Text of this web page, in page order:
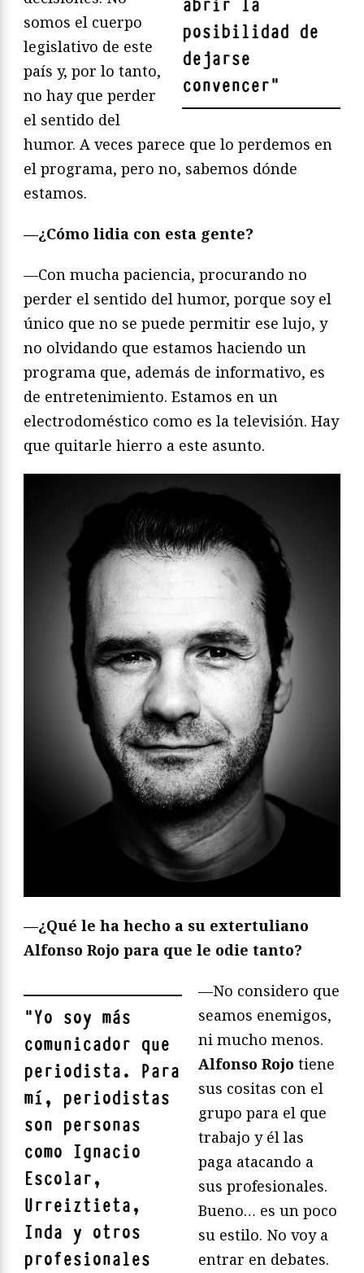
abrir la
posibilidad de
dejarse
convencer"
somos el cuerpo
legislativo de este
país y, por lo tanto,
no hay que perder
el sentido del
humor. A veces parece que lo perdemos en
el programa, pero no, sabemos dónde
estamos.
—¿Cómo lidia con esta gente?
—Con mucha paciencia, procurando no
perder el sentido del humor, porque soy el
único que no se puede permitir ese lujo, y
no olvidando que estamos haciendo un
programa que, además de informativo, es
de entretenimiento. Estamos en un
electrodoméstico como es la televisión. Hay
que quitarle hierro a este asunto.
—¿Qué le ha hecho a su extertuliano
Alfonso Rojo para que le odie tanto?
"Yo soy más
comunicador que
periodista. Para
mí, periodistas
son personas
como Ignacio
Escolar,
Urreiztieta,
Inda y otros
profesionales
—No considero que
seamos enemigos,
ni mucho menos.
Alfonso Rojo tiene
sus cositas con el
grupo para el que
trabajo y él las
paga atacando a
sus profesionales.
Bueno… es un poco
su estilo. No voy a
entrar en debates.